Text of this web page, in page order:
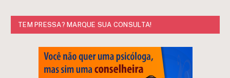
TEM PRESSA? MARQUE SUA CONSULTA!